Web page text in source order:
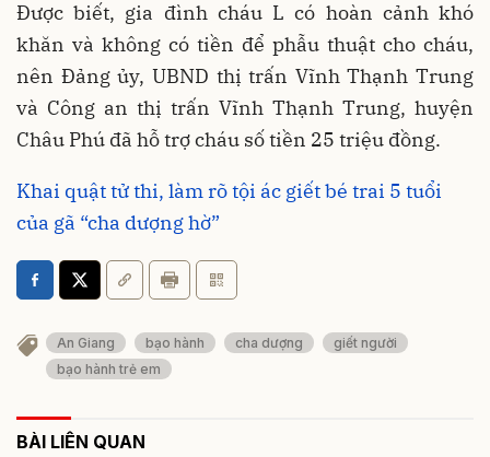
Được biết, gia đình cháu L có hoàn cảnh khó
khăn và không có tiền để phẫu thuật cho cháu,
nên Đảng ủy, UBND thị trấn Vĩnh Thạnh Trung
và Công an thị trấn Vĩnh Thạnh Trung, huyện
Châu Phú đã hỗ trợ cháu số tiền 25 triệu đồng.
Khai quật tử thi, làm rõ tội ác giết bé trai 5 tuổi
của gã “cha dượng hờ”
An Giang bạo hành cha dượng
giết người
bạo hành trẻ em
BÀI LIÊN QUAN